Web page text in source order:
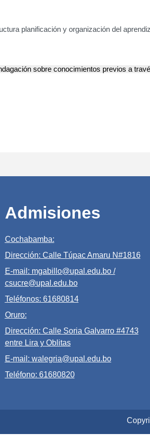
planificación y organización del
sobre conocimientos previos a
Admisiones
Cochabamba:
Dirección: Calle Túpac Amaru N#1816
E-mail: mgabillo@upal.edu.bo /
csucre@upal.edu.bo
Teléfonos: 61680814
Oruro:
Dirección: Calle Soria Galvarro #4743
entre Lira y Oblitas
E-mail: walegria@upal.edu.bo
Teléfono: 61680820